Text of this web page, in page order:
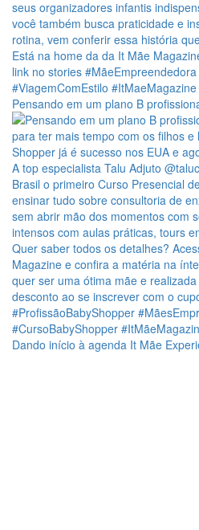
Pensando em um plano B
Dando início à agenda It Mãe